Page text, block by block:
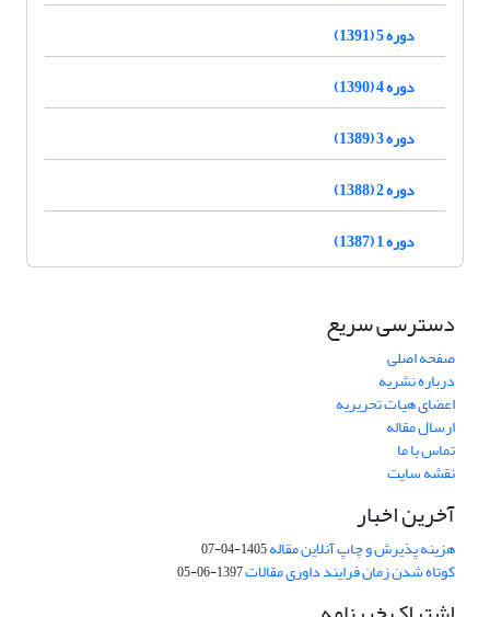
دوره 5 (1391)
دوره 4 (1390)
دوره 3 (1389)
دوره 2 (1388)
دوره 1 (1387)
دسترسی سریع
صفحه اصلی
درباره نشریه
اعضای هیات تحریریه
ارسال مقاله
تماس با ما
نقشه سایت
آخرین اخبار
هزینه پذیرش و چاپ آنلاین مقاله1405-04-07
کوتاه شدن زمان فرایند داوری مقالات1397-06-05